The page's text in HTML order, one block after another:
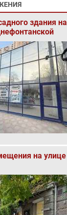
здания на
на улице